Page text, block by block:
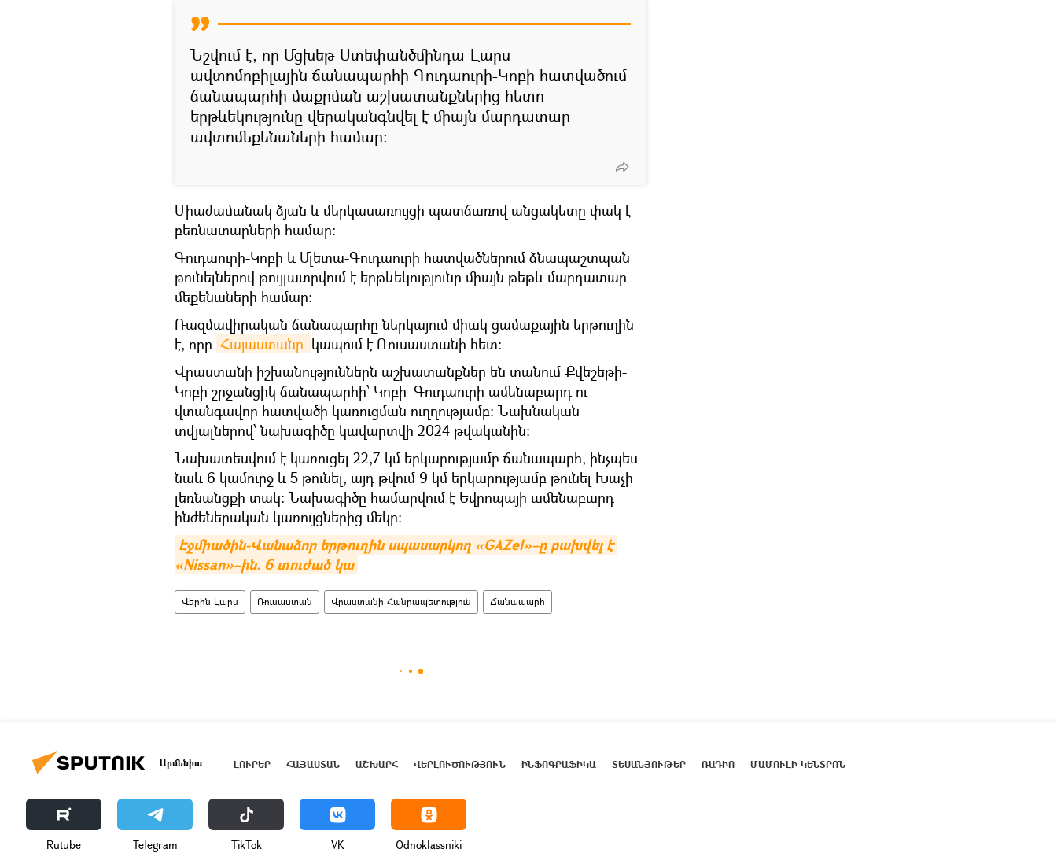
Նշվում է, որ Մցխեթ-Ստեփանծմինդա-Լարս
ավտոմոբիլային ճանապարհի Գուդաուրի-Կոբի հատվածում
ճանապարհի մաքրման աշխատանքներից հետո
երթևեկությունը վերականգնվել է միայն մարդատար
ավտոմեքենաների համար։
Միաժամանակ ձյան և մերկասառույցի պատճառով անցակետը փակ է
բեռնատարների համար։
Գուդաուրի-Կոբի և Մլետա-Գուդաուրի հատվածներում ձնապաշտպան
թունելներով թույլատրվում է երթևեկությունը միայն թեթև մարդատար
մեքենաների համար։
Ռազմավիրական ճանապարհը ներկայում միակ ցամաքային երթուղին
է, որը Հայաստանը կապում է Ռուսաստանի հետ։
Վրաստանի իշխանություններն աշխատանքներ են տանում Քվեշեթի-
Կոբի շրջանցիկ ճանապարհի՝ Կոբի–Գուդաուրի ամենաբարդ ու
վտանգավոր հատվածի կառուցման ուղղությամբ։ Նախնական
տվյալներով՝ նախագիծը կավարտվի 2024 թվականին։
Նախատեսվում է կառուցել 22,7 կմ երկարությամբ ճանապարհ, ինչպես
նաև 6 կամուրջ և 5 թունել, այդ թվում 9 կմ երկարությամբ թունել Խաչի
լեռնանցքի տակ: Նախագիծը համարվում է Եվրոպայի ամենաբարդ
ինժեներական կառույցներից մեկը։
Էջմիածին-Վանաձոր երթուղին սպասարկող «GAZel»–ը բախվել է
«Nissan»–ին. 6 տուժած կա
Վերին Լարս Ռուսաստան Վրաստանի Հանրապետություն Ճանապարհ
Արմենիա ԼՈՒՐԵՐ ՀԱՅԱՍՏԱՆ ԱՇԽԱՐՀ ՎԵՐԼՈՒԾՈՒԹՅՈՒՆ ԻՆՖՈԳՐԱՖԻԿԱ ՏԵՍԱՆՅՈՒԹԵՐ ՌԱԴԻՈ ՄԱՄՈՒԼԻ ԿԵՆՏՐՈՆ
Rutube Telegram ТikТоk VK Odnoklassniki